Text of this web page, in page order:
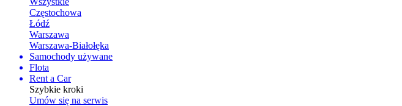
Częstochowa
Łódź
Warszawa
Warszawa-Białołęka
Samochody używane
Flota
Rent a Car
Szybkie kroki
Umów się na serwis